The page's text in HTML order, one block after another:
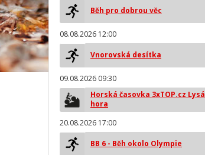
Běh pro dobrou věc
08.08.2026 12:00
Vnorovská desítka
09.08.2026 09:30
Horská časovka 3xTOP.cz Lysá
hora
20.08.2026 17:00
BB 6 - Běh okolo Olympie